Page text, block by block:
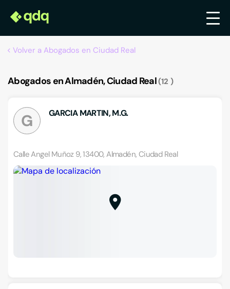
Volver a Abogados en Ciudad Real
Abogados en Almadén, Ciudad Real 12
G GARCIA MARTIN, M.G.
Calle Angel Muñoz 9, 13400, Almadén, Ciudad Real